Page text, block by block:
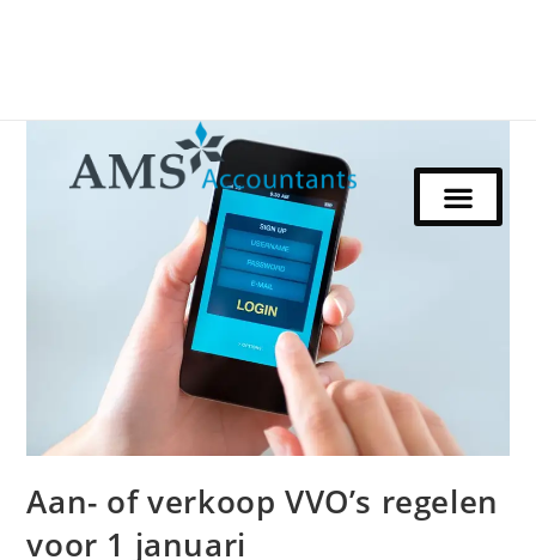
Aan- of verkoop VVO’s regelen
voor 1 januari